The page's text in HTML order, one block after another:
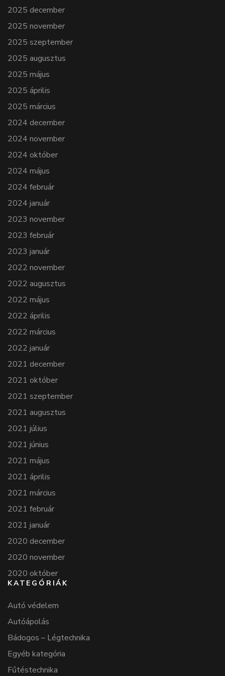
2025 december
2025 november
2025 szeptember
2025 augusztus
2025 május
2025 április
2025 március
2024 december
2024 november
2024 október
2024 május
2024 február
2024 január
2023 november
2023 február
2023 január
2022 november
2022 augusztus
2022 május
2022 április
2022 március
2022 január
2021 december
2021 október
2021 szeptember
2021 augusztus
2021 július
2021 június
2021 május
2021 április
2021 március
2021 február
2021 január
2020 december
2020 november
2020 október
KATEGÓRIÁK
Autó védelem
Autóápolás
Bádogos – Légtechnika
Egyéb kategória
Fűtéstechnika